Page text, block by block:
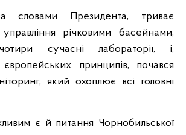
словами Президента, триває
річковими басейнами,
сучасні лабораторії, і,
принципів, почався
який охоплює всі головні
є й питання Чорнобильської